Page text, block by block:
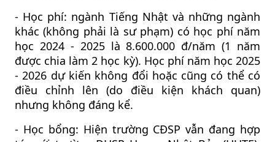
- Học phí: ngành Tiếng Nhật và những ngành
khác (không phải là sư phạm) có học phí năm
học 2024 - 2025 là 8.600.000 đ/năm (1 năm
được chia làm 2 học kỳ). Học phí năm học 2025
- 2026 dự kiến không đổi hoặc cũng có thể có
điều chỉnh lên (do điều kiện khách quan)
nhưng không đáng kể.
- Học bổng: Hiện trường CĐSP vẫn đang hợp